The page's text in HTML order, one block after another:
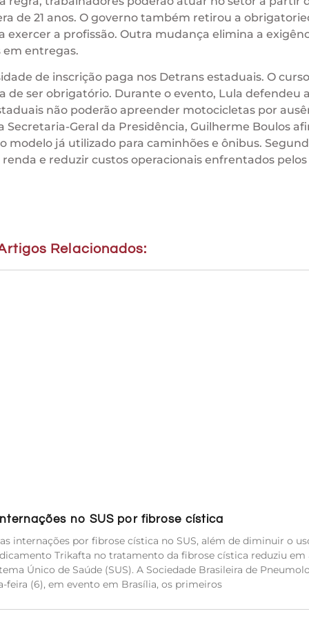
de 21 anos. O governo também retirou a
exercer a profissão. Outra mudança elimina a
em entregas.
de inscrição paga nos Detrans estaduais. O curso
de ser obrigatório. Durante o evento, Lula defendeu
não poderão apreender motocicletas por
Geral da Presidência, Guilherme Boulos
modelo já utilizado para caminhões e ônibus.
e reduzir custos operacionais enfrentados pelos
Relacionados:
no SUS por fibrose cística
internações por fibrose cística no SUS, além de diminuir o
Trikafta no tratamento da fibrose cística reduziu em
Único de Saúde (SUS). A Sociedade Brasileira de
feira (6), em evento em Brasília, os primeiros